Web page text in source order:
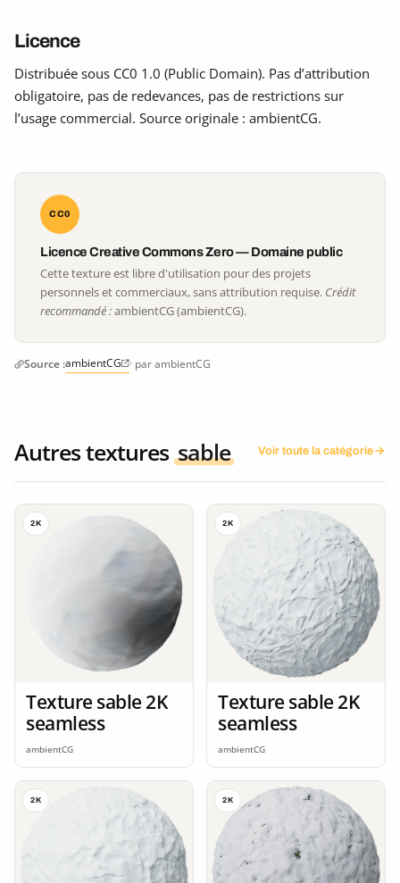
Licence
Distribuée sous CC0 1.0 (Public Domain). Pas d’attribution
obligatoire, pas de redevances, pas de restrictions sur
l’usage commercial. Source originale : ambientCG.
CC0
Licence Creative Commons Zero — Domaine public
Cette texture est libre d'utilisation pour des projets
personnels et commerciaux, sans attribution requise. Crédit
recommandé :ambientCG (ambientCG).
Source :ambientCG · par ambientCG
Autres textures sable Voir toute la catégorie
2K
Texture sable 2K
seamless
ambientCG
2K
Texture sable 2K
seamless
ambientCG
2K 2K